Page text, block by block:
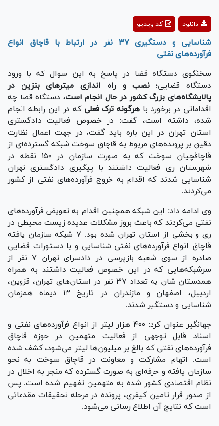
Play
Video
کد ویدیو دانلود
شناسایی و دستگیری ۳۷ نفر در ارتباط با قاچاق انواع
فرآورده‌های نفتی
سخنگوی دستگاه قضا در پاسخ به این سوال که با ورود
دستگاه قضایی؛نصب و راه اندازی میتر‌های بنزین در
پالایشگاه‌های بزرگ کشور در حال انجام است، دستگاه قضا چه
اقداماتی در برخورد با هرگونه ترک فعلی که در این رابطه انجام
شده، داشته است، گفت: در خصوص فعالیت دادگستری
استان تهران در این باره باید گفت، در جهت اعمال نظارت
دقیق بر پرونده‌های مربوط به قاچاق سوخت شبکه گسترده‌ای از
قاچاقچیان سوخت که به صورت سازمان در ۱۵۰ نقطه در
شهرستان ری فعالیت داشتند با پیگیری دادگستری تهران
شناسایی شدند که اقدام به خروج فرآورده‌های نفتی از کشور
می‌کردند.
وی ادامه داد: این شبکه همچنین اقدام به تعویض فرآورده‌های
نفتی می‌کردند که باعث بروز مشکلات عدیده زیست محیطی در
ری و بخشی از استان تهران شده بود. ۷ شبکه سازمان یافته
قاچاق انواع فرآورده‌های نفتی شناسایی و با دستورات قضایی
صادره از سوی شعبه بازپرسی در دادسرای تهران ۷ نفر از
سرشبکه‌هایی که در این خصوص فعالیت داشتند به همراه
همدستان شان به تعداد ۳۷ نفر در استان‌های تهران، قزوین،
اردبیل، اصفهان و مازندران در تاریخ ۱۳ دیماه همزمان
شناسایی و دستگیر شدند.
جهانگیر عنوان کرد: ۴۰۰ هزار لیتر از انواع فرآورده‌های نفتی و
اسناد قابل توجهی از فعالیت متهمین در حوزه قاچاق
فرآورده‌های نفتی که بالغ بر میلیون‌ها لیتر می‌شود، کشف شده
است. اتهام مشارکت و معاونت در قاچاق سوخت به نحو
سازمان یافته و حرفه‌ای به صورت گسترده که منجر به اخلال در
نظام اقتصادی کشور شده به متهمین تفهیم شده است. پس
از صدور قرار تامین کیفری، پرونده در مرحله تحقیقات مقدماتی
است که نتایج آن اطلاع رسانی می‌شود.